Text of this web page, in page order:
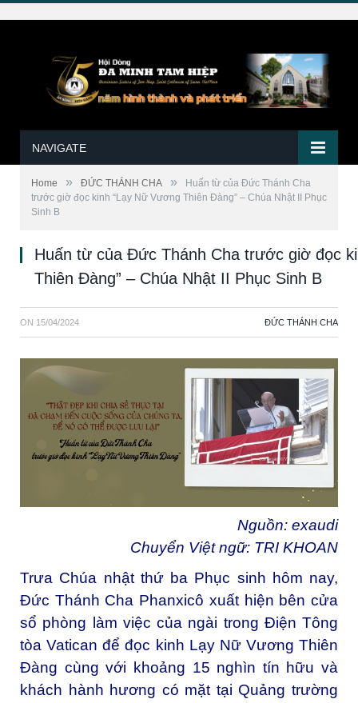
NAVIGATE
Home » ĐỨC THÁNH CHA »
Huấn từ của Đức Thánh Cha
trước giờ đọc kinh “Lạy Nữ Vương Thiên Đàng” – Chúa Nhật II Phục
Sinh B
Huấn từ của Đức Thánh Cha trước giờ đọc
Thiên Đàng” – Chúa Nhật II Phục Sinh B
ON 15/04/2024 ĐỨC THÁNH CHA
Nguồn: exaudi
Chuyển Việt ngữ: TRI KHOAN
Trưa Chúa nhật thứ ba Phục sinh hôm nay,
Đức Thánh Cha Phanxicô xuất hiện bên cửa
sổ phòng làm việc của ngài trong Điện Tông
tòa Vatican để đọc kinh Lạy Nữ Vương Thiên
Đàng cùng với khoảng 15 nghìn tín hữu và
khách hành hương có mặt tại Quảng trường